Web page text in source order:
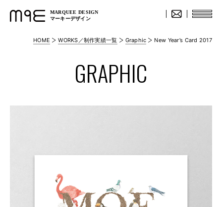
MARQUEE DESIGN
マーキーデザイン
HOME WORKS／制作実績一覧 Graphic New Year’s Card 2017
GRAPHIC